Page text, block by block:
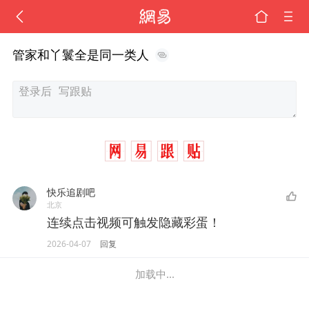
管家和丫鬟全是同一类人
快乐追剧吧
北京
连续点击视频可触发隐藏彩蛋！
2026-04-07 回复
加载中...